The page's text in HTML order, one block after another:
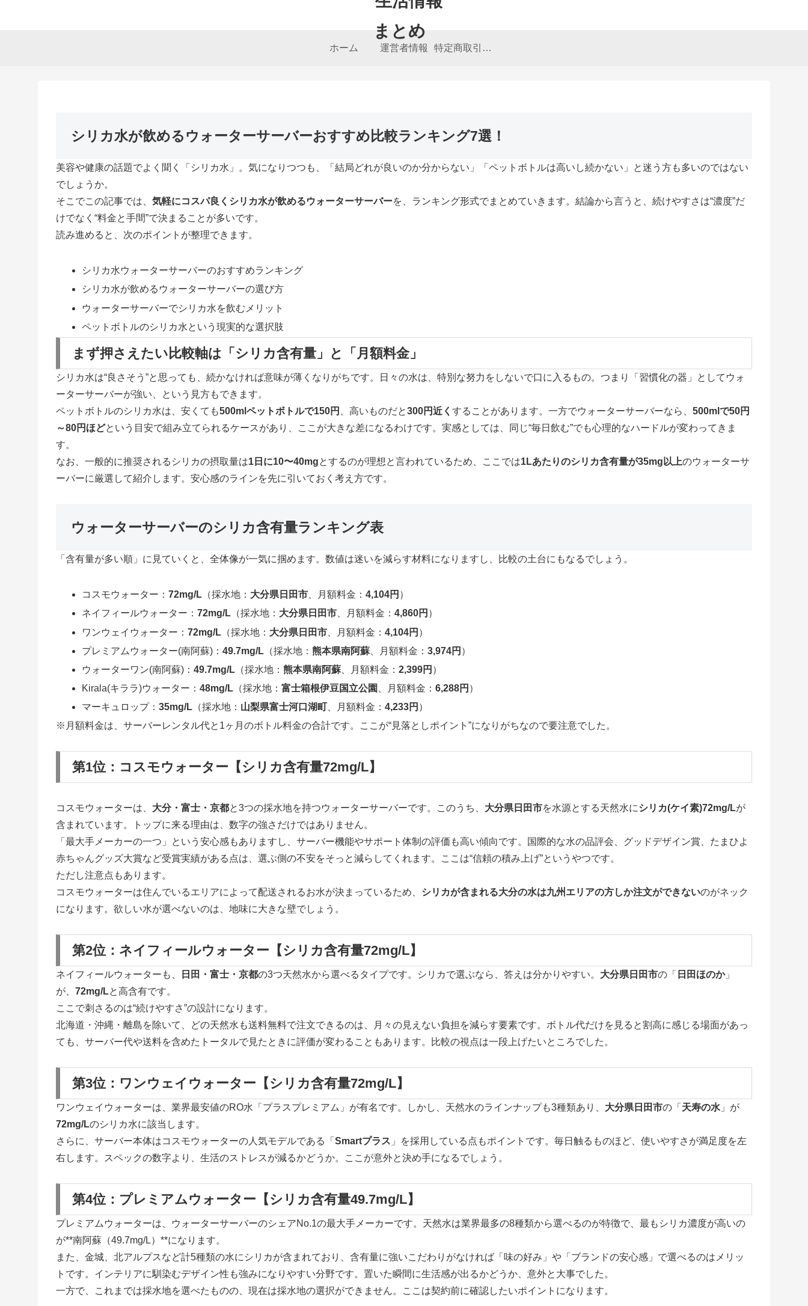
まとめ
ホーム 運営者情報 特定商取引法に基づく表記
シリカ水が飲めるウォーターサーバーおすすめ比較ランキング7選！
美容や健康の話題でよく聞く「シリカ水」。気になりつつも、「結局どれが良いのか分からない」「ペットボトルは高いし続かない」と迷う方も多いのではない
でしょうか。
そこでこの記事では、 気軽にコスパ良くシリカ水が飲めるウォーターサーバーを、ランキング形式でまとめていきます。結論から言うと、続けやすさは“濃度”だ
けでなく“料金と手間”で決まることが多いです。
読み進めると、次のポイントが整理できます。
シリカ水ウォーターサーバーのおすすめランキング
シリカ水が飲めるウォーターサーバーの選び方
ウォーターサーバーでシリカ水を飲むメリット
ペットボトルのシリカ水という現実的な選択肢
まず押さえたい比較軸は「シリカ含有量」と「月額料金」
シリカ水は“良さそう”と思っても、続かなければ意味が薄くなりがちです。日々の水は、特別な努力をしないで口に入るもの。つまり「習慣化の器」としてウォ
ーターサーバーが強い、という見方もできます。
ペットボトルのシリカ水は、安くても500mlペットボトルで150円 、高いものだと300円近く することがあります。一方でウォーターサーバーなら、 500mlで50円
～80円ほどという目安で組み立てられるケースがあり、ここが大きな差になるわけです。実感としては、同じ“毎日飲む”でも心理的なハードルが変わってきま
す。
なお、一般的に推奨されるシリカの摂取量は1日に10〜40mgとするのが理想と言われているため、ここでは1Lあたりのシリカ含有量が35mg以上のウォーターサ
ーバーに厳選して紹介します。安心感のラインを先に引いておく考え方です。
ウォーターサーバーのシリカ含有量ランキング表
「含有量が多い順」に見ていくと、全体像が一気に掴めます。数値は迷いを減らす材料になりますし、比較の土台にもなるでしょう。
コスモウォーター：72mg/L （採水地： 大分県日田市 、月額料金：4,104円 ）
ネイフィールウォーター：72mg/L （採水地： 大分県日田市 、月額料金：4,860円 ）
ワンウェイウォーター：72mg/L （採水地： 大分県日田市 、月額料金：4,104円 ）
プレミアムウォーター(南阿蘇)：49.7mg/L （採水地：熊本県南阿蘇 、月額料金：3,974円 ）
ウォーターワン(南阿蘇)：49.7mg/L （採水地：熊本県南阿蘇 、月額料金：2,399円 ）
Kirala(キララ)ウォーター：48mg/L （採水地：富士箱根伊豆国立公園 、月額料金：6,288円 ）
マーキュロップ：35mg/L （採水地： 山梨県富士河口湖町 、月額料金：4,233円 ）
※月額料金は、サーバーレンタル代と1ヶ月のボトル料金の合計です。ここが“見落としポイント”になりがちなので要注意でした。
第1位：コスモウォーター【シリカ含有量72mg/L】
コスモウォーターは、 大分・富士・京都と3つの採水地を持つウォーターサーバーです。このうち、 大分県日田市を水源とする天然水にシリカ(ケイ素)72mg/Lが
含まれています。トップに来る理由は、数字の強さだけではありません。
「最大手メーカーの一つ」という安心感もありますし、サーバー機能やサポート体制の評価も高い傾向です。国際的な水の品評会、グッドデザイン賞、たまひよ
赤ちゃんグッズ大賞など受賞実績がある点は、選ぶ側の不安をそっと減らしてくれます。ここは“信頼の積み上げ”というやつです。
ただし注意点もあります。
コスモウォーターは住んでいるエリアによって配送されるお水が決まっているため、 シリカが含まれる大分の水は九州エリアの方しか注文ができないのがネック
になります。欲しい水が選べないのは、地味に大きな壁でしょう。
第2位：ネイフィールウォーター【シリカ含有量72mg/L】
ネイフィールウォーターも、 日田・富士・京都の3つ天然水から選べるタイプです。シリカで選ぶなら、答えは分かりやすい。 大分県日田市の「 日田ほのか」
が、 72mg/Lと高含有です。
ここで刺さるのは“続けやすさ”の設計になります。
北海道・沖縄・離島を除いて、どの天然水も送料無料で注文できるのは、月々の見えない負担を減らす要素です。ボトル代だけを見ると割高に感じる場面があっ
ても、サーバー代や送料を含めたトータルで見たときに評価が変わることもあります。比較の視点は一段上げたいところでした。
第3位：ワンウェイウォーター【シリカ含有量72mg/L】
ワンウェイウォーターは、業界最安値のRO水「プラスプレミアム」が有名です。しかし、天然水のラインナップも3種類あり、 大分県日田市の「 天寿の水 」が
72mg/Lのシリカ水に該当します。
さらに、サーバー本体はコスモウォーターの人気モデルである「 Smartプラス 」を採用している点もポイントです。毎日触るものほど、使いやすさが満足度を左
右します。スペックの数字より、生活のストレスが減るかどうか。ここが意外と決め手になるでしょう。
第4位：プレミアムウォーター【シリカ含有量49.7mg/L】
プレミアムウォーターは、ウォーターサーバーのシェアNo.1の最大手メーカーです。天然水は業界最多の8種類から選べるのが特徴で、最もシリカ濃度が高いの
が**南阿蘇（49.7mg/L）**になります。
また、金城、北アルプスなど計5種類の水にシリカが含まれており、含有量に強いこだわりがなければ「味の好み」や「ブランドの安心感」で選べるのはメリッ
トです。インテリアに馴染むデザイン性も強みになりやすい分野です。置いた瞬間に生活感が出るかどうか、意外と大事でした。
一方で、これまでは採水地を選べたものの、現在は採水地の選択ができません。ここは契約前に確認したいポイントになります。